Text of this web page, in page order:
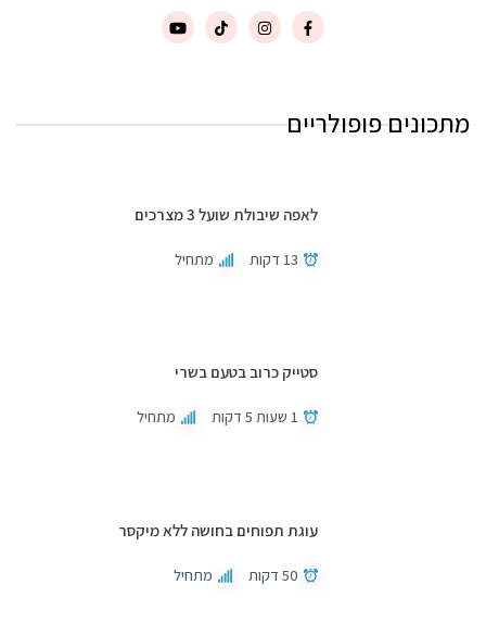
מתכונים פופולריים
לאפה שיבולת שועל 3 מצרכים
13 דקות מתחיל
סטייק כרוב בטעם בשרי
1 שעות 5 דקות מתחיל
עוגת תפוחים בחושה ללא מיקסר
50 דקות מתחיל